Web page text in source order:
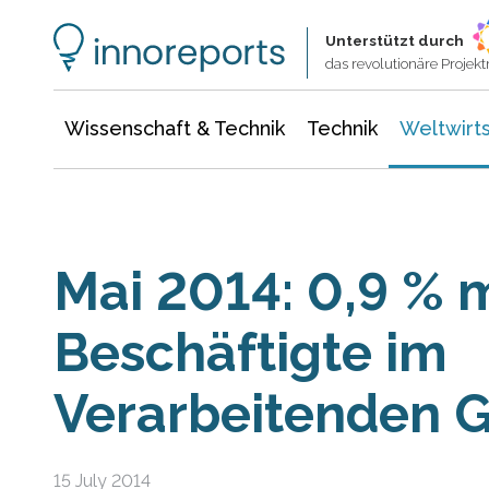
Unterstützt durch
das revolutionäre
Wissenschaft & Technik Technik
Mai 2014: 0,9 %
Beschäftigte im
Verarbeitenden
15 July 2014